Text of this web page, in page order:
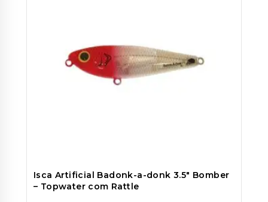
Isca Artificial Badonk-a-donk 3.5″ Bomber
– Topwater com Rattle